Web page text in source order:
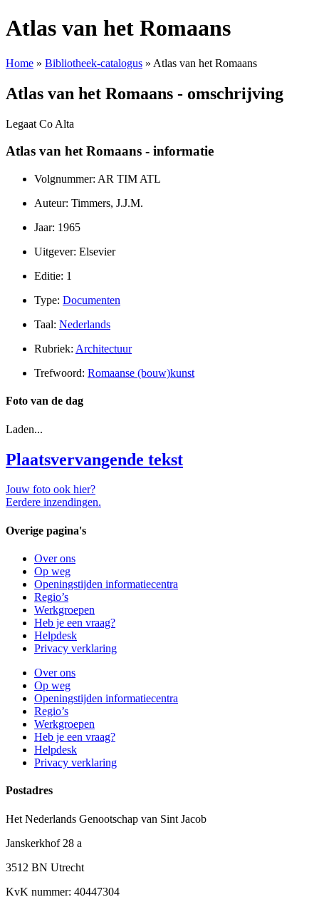
Atlas van het Romaans
Home » Bibliotheek-catalogus » Atlas van het Romaans
Atlas van het Romaans - omschrijving
Legaat Co Alta
Atlas van het Romaans - informatie
Volgnummer: AR TIM ATL
Auteur: Timmers, J.J.M.
Jaar: 1965
Uitgever: Elsevier
Editie: 1
Type: Documenten
Taal: Nederlands
Rubriek: Architectuur
Trefwoord: Romaanse (bouw)kunst
Foto van de dag
Laden...
Plaatsvervangende tekst
Jouw foto ook hier?
Eerdere inzendingen.
Overige pagina's
Over ons
Op weg
Openingstijden informatiecentra
Regio’s
Werkgroepen
Heb je een vraag?
Helpdesk
Privacy verklaring
Over ons
Op weg
Openingstijden informatiecentra
Regio’s
Werkgroepen
Heb je een vraag?
Helpdesk
Privacy verklaring
Postadres
Het Nederlands Genootschap van Sint Jacob
Janskerkhof 28 a
3512 BN Utrecht
KvK nummer: 40447304